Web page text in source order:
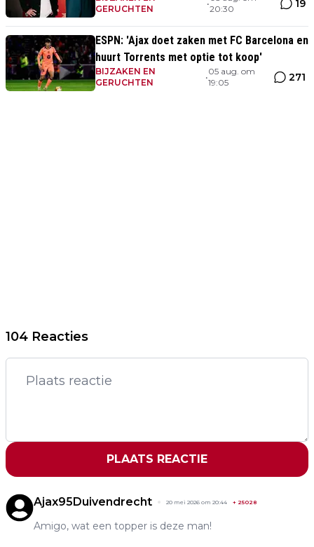
GERUCHTEN
•
20:30
19
ESPN: 'Ajax doet zaken met FC Barcelona en
huurt Torrents met optie tot koop'
BIJZAKEN EN
GERUCHTEN
•
05 aug. om
19:05
271
104 Reacties
PLAATS REACTIE
Ajax95Duivendrecht 20 mei 2026 om 20:44 + 25028
Amigo, wat een topper is deze man!